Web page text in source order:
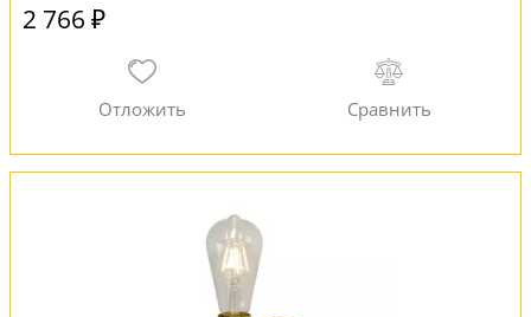
2 766 ₽